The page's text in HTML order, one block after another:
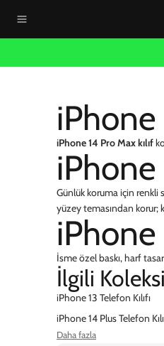
iPhone
iPhone 14 Pro Max kılıf
iPhone
Günlük koruma için renkli
yüzey temasından korur;
iPhone
İsme özel baskı, harf
İlgili
iPhone 13 Telefon Kılıfı
iPhone 14 Plus Telefon
iPhone 14 Pro Telefon Kılıfı
Daha fazla